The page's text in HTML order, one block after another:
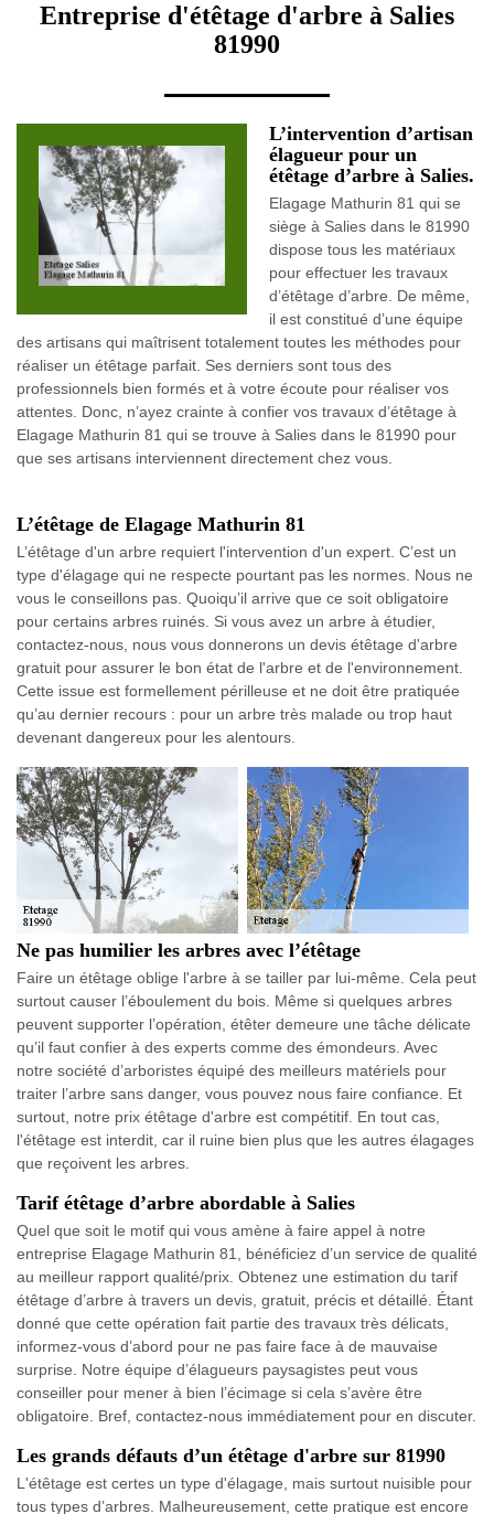
Entreprise d'étêtage d'arbre à Salies
81990
L’intervention d’artisan
élagueur pour un
étêtage d’arbre à Salies.
Elagage Mathurin 81 qui se
siège à Salies dans le 81990
dispose tous les matériaux
pour effectuer les travaux
d’étêtage d’arbre. De même,
il est constitué d’une équipe
des artisans qui maîtrisent totalement toutes les méthodes pour
réaliser un étêtage parfait. Ses derniers sont tous des
professionnels bien formés et à votre écoute pour réaliser vos
attentes. Donc, n’ayez crainte à confier vos travaux d’étêtage à
Elagage Mathurin 81 qui se trouve à Salies dans le 81990 pour
que ses artisans interviennent directement chez vous.
L’étêtage de Elagage Mathurin 81
L’étêtage d'un arbre requiert l'intervention d'un expert. C’est un
type d'élagage qui ne respecte pourtant pas les normes. Nous ne
vous le conseillons pas. Quoiqu’il arrive que ce soit obligatoire
pour certains arbres ruinés. Si vous avez un arbre à étudier,
contactez-nous, nous vous donnerons un devis étêtage d'arbre
gratuit pour assurer le bon état de l'arbre et de l'environnement.
Cette issue est formellement périlleuse et ne doit être pratiquée
qu’au dernier recours : pour un arbre très malade ou trop haut
devenant dangereux pour les alentours.
Ne pas humilier les arbres avec l’étêtage
Faire un étêtage oblige l'arbre à se tailler par lui-même. Cela peut
surtout causer l’éboulement du bois. Même si quelques arbres
peuvent supporter l’opération, étêter demeure une tâche délicate
qu’il faut confier à des experts comme des émondeurs. Avec
notre société d’arboristes équipé des meilleurs matériels pour
traiter l’arbre sans danger, vous pouvez nous faire confiance. Et
surtout, notre prix étêtage d'arbre est compétitif. En tout cas,
l'étêtage est interdit, car il ruine bien plus que les autres élagages
que reçoivent les arbres.
Tarif étêtage d’arbre abordable à Salies
Quel que soit le motif qui vous amène à faire appel à notre
entreprise Elagage Mathurin 81, bénéficiez d’un service de qualité
au meilleur rapport qualité/prix. Obtenez une estimation du tarif
étêtage d’arbre à travers un devis, gratuit, précis et détaillé. Étant
donné que cette opération fait partie des travaux très délicats,
informez-vous d’abord pour ne pas faire face à de mauvaise
surprise. Notre équipe d’élagueurs paysagistes peut vous
conseiller pour mener à bien l’écimage si cela s’avère être
obligatoire. Bref, contactez-nous immédiatement pour en discuter.
Les grands défauts d’un étêtage d'arbre sur 81990
L'étêtage est certes un type d'élagage, mais surtout nuisible pour
tous types d’arbres. Malheureusement, cette pratique est encore